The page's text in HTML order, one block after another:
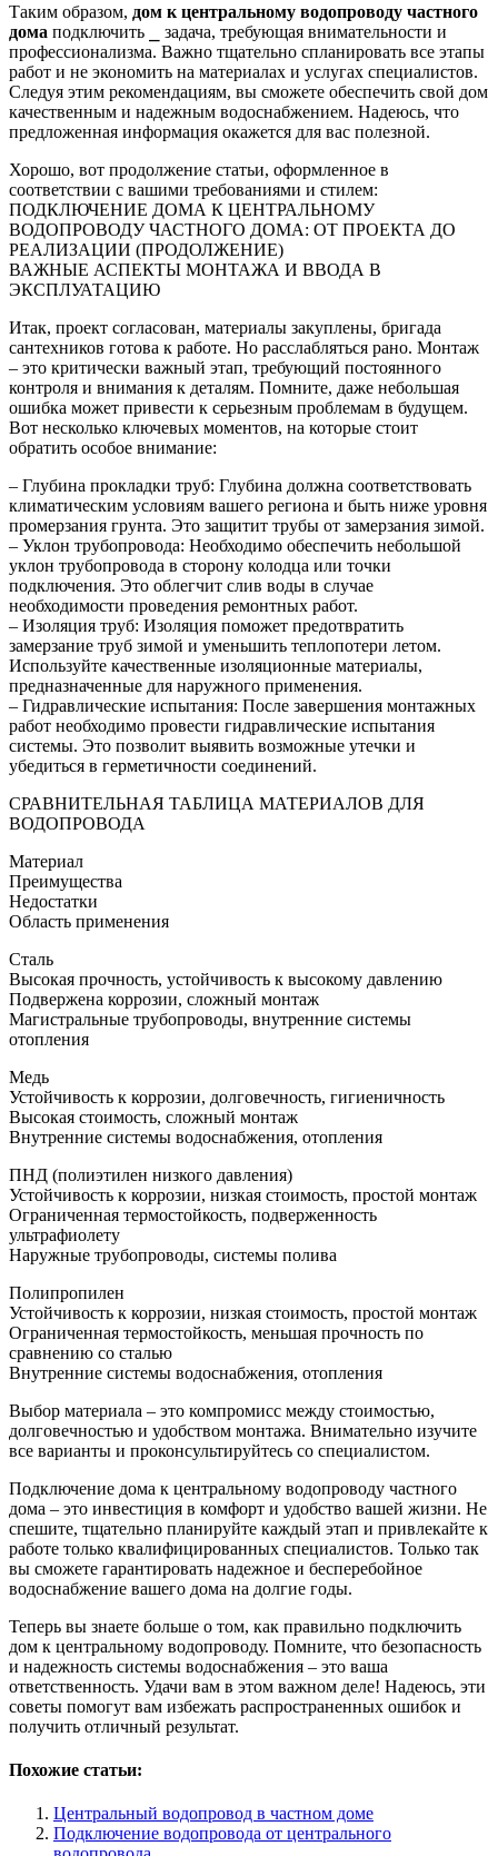
Таким образом, дом к центральному водопроводу частного
дома подключить ⎯ задача, требующая внимательности и
профессионализма. Важно тщательно спланировать все этапы
работ и не экономить на материалах и услугах специалистов.
Следуя этим рекомендациям, вы сможете обеспечить свой дом
качественным и надежным водоснабжением. Надеюсь, что
предложенная информация окажется для вас полезной.
Хорошо, вот продолжение статьи, оформленное в
соответствии с вашими требованиями и стилем:
ПОДКЛЮЧЕНИЕ ДОМА К ЦЕНТРАЛЬНОМУ
ВОДОПРОВОДУ ЧАСТНОГО ДОМА: ОТ ПРОЕКТА ДО
РЕАЛИЗАЦИИ (ПРОДОЛЖЕНИЕ)
ВАЖНЫЕ АСПЕКТЫ МОНТАЖА И ВВОДА В
ЭКСПЛУАТАЦИЮ
Итак, проект согласован, материалы закуплены, бригада
сантехников готова к работе. Но расслабляться рано. Монтаж
– это критически важный этап, требующий постоянного
контроля и внимания к деталям. Помните, даже небольшая
ошибка может привести к серьезным проблемам в будущем.
Вот несколько ключевых моментов, на которые стоит
обратить особое внимание:
– Глубина прокладки труб: Глубина должна соответствовать
климатическим условиям вашего региона и быть ниже уровня
промерзания грунта. Это защитит трубы от замерзания зимой.
– Уклон трубопровода: Необходимо обеспечить небольшой
уклон трубопровода в сторону колодца или точки
подключения. Это облегчит слив воды в случае
необходимости проведения ремонтных работ.
– Изоляция труб: Изоляция поможет предотвратить
замерзание труб зимой и уменьшить теплопотери летом.
Используйте качественные изоляционные материалы,
предназначенные для наружного применения.
– Гидравлические испытания: После завершения монтажных
работ необходимо провести гидравлические испытания
системы. Это позволит выявить возможные утечки и
убедиться в герметичности соединений.
СРАВНИТЕЛЬНАЯ ТАБЛИЦА МАТЕРИАЛОВ ДЛЯ
ВОДОПРОВОДА
Материал
Преимущества
Недостатки
Область применения
Сталь
Высокая прочность, устойчивость к высокому давлению
Подвержена коррозии, сложный монтаж
Магистральные трубопроводы, внутренние системы
отопления
Медь
Устойчивость к коррозии, долговечность, гигиеничность
Высокая стоимость, сложный монтаж
Внутренние системы водоснабжения, отопления
ПНД (полиэтилен низкого давления)
Устойчивость к коррозии, низкая стоимость, простой монтаж
Ограниченная термостойкость, подверженность
ультрафиолету
Наружные трубопроводы, системы полива
Полипропилен
Устойчивость к коррозии, низкая стоимость, простой монтаж
Ограниченная термостойкость, меньшая прочность по
сравнению со сталью
Внутренние системы водоснабжения, отопления
Выбор материала – это компромисс между стоимостью,
долговечностью и удобством монтажа. Внимательно изучите
все варианты и проконсультируйтесь со специалистом.
Подключение дома к центральному водопроводу частного
дома – это инвестиция в комфорт и удобство вашей жизни. Не
спешите, тщательно планируйте каждый этап и привлекайте к
работе только квалифицированных специалистов. Только так
вы сможете гарантировать надежное и бесперебойное
водоснабжение вашего дома на долгие годы.
Теперь вы знаете больше о том, как правильно подключить
дом к центральному водопроводу. Помните, что безопасность
и надежность системы водоснабжения – это ваша
ответственность. Удачи вам в этом важном деле! Надеюсь, эти
советы помогут вам избежать распространенных ошибок и
получить отличный результат.
Похожие статьи:
Центральный водопровод в частном доме
Подключение водопровода от центрального